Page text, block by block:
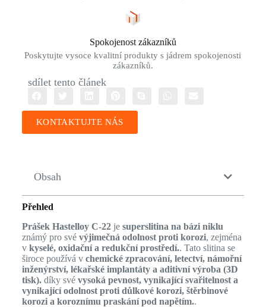
Spokojenost zákazníků
Poskytujte vysoce kvalitní produkty s jádrem spokojenosti
zákazníků.
sdílet tento článek
KONTAKTUJTE NÁS
Obsah
Přehled
Prášek Hastelloy C-22je superslitina na bázi niklu
známý pro své výjimečná odolnost proti korozi, zejména
v kyselé, oxidační a redukční prostředí.. Tato slitina se
široce používá v chemické zpracování, letectví, námořní
inženýrství, lékařské implantáty a aditivní výroba (3D
tisk).díky své vysoká pevnost, vynikající svařitelnost a
vynikající odolnost proti důlkové korozi, štěrbinové
korozi a koroznímu praskání pod napětím..